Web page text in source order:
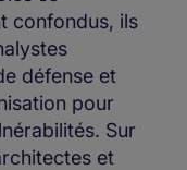
confondus, ils
défense et
pour
Sur
et